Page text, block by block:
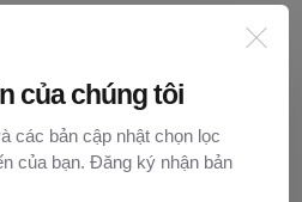
hối
Lĩnh vực: Tài chính-Ngân hàng
của chúng tôi
các bản cập nhật chọn lọc
của bạn. Đăng ký nhận bản